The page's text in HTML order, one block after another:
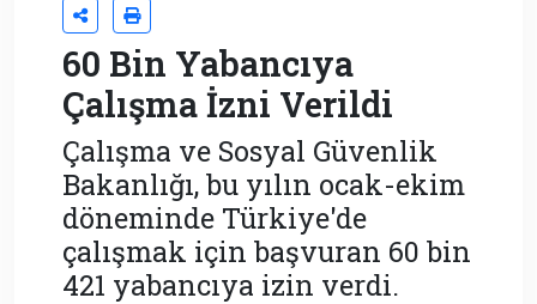
60 Bin Yabancıya
Çalışma İzni Verildi
Çalışma ve Sosyal Güvenlik
Bakanlığı, bu yılın ocak-ekim
döneminde Türkiye'de
çalışmak için başvuran 60 bin
421 yabancıya izin verdi.